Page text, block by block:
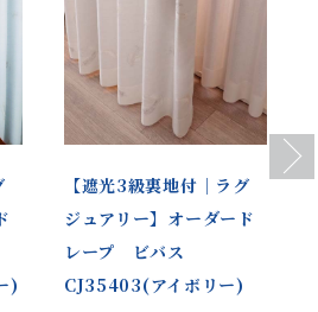
)
【遮光3級裏地付｜ラグ
ジュアリー】オーダード
レープ ビバス
CJ35403(アイボリー)
Next